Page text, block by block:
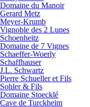
Domaine du Manoir
Gerard Metz
Meyer-Krumb
Vignoble des 2 Lunes
Schoenheitz
Domaine de 7 Vignes
Schaeffer-Woerly
Schaffhauser
J.L. Schwartz
Pierre Schueller et Fils
Sohler & Fils
Domaine Stoecklé
Cave de Turckheim